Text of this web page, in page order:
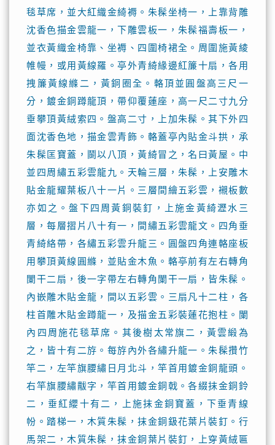
毯草席，並大紅織金綺褥。朱髹坐椅一，上靠背雕
沈香色描金雲龍一，下雕雲板一，朱髹福壽板一，
並衣黃織金椅靠、坐褥、四圍椅裙全。周圍施黃綾
帷幔，或用黃線羅。亭外青綺緣邊紅簾十扇，各用
拽簾黃線縧二，黃銅圈全。輅頂並圓盤高三尺一
分，鍍金銅蹲龍頂，帶仰覆蓮座，高一尺二寸九分
垂攀頂黃絨索四。盤高二寸，上加朱髹。其下外四
面沈香色地，描金雲青飾。輅蓋亭內貼金斗拱，承
朱髹匡寶蓋，鬬以八頂，黃綺冒之，名曰黃屋。中
並四周繡五彩雲龍九。天輪三層，朱髹，上安雕木
貼金龍耀葉板八十一片。三層間繪五彩雲，襯板數
亦如之。盤下四周黃銅裝釘，上施金黃綺瀝水三
層，每層摺片八十有一，間繡五彩雲龍文。四角垂
青綺絡帶，各繡五彩雲升龍三。圓盤四角連輅座板
用攀頂黃線圓縧，並貼金木魚。輅亭前有左右轉角
闌干二扇，後一字帶左右轉角闌干一扇，皆朱髹。
內嵌雕木貼金龍，間以五彩雲。三扇凡十二柱，各
柱首雕木貼金蹲龍一，及描金五彩裝蓮花抱柱。闌
內四周施花毯草席。其後樹太常旗二，黃雲緞為
之，皆十有二斿。每斿內外各繡升龍一。朱髹攢竹
竿二，左竿旗腰繡日月北斗，竿首用鍍金銅龍頭。
右竿旗腰繡黻字，竿首用鍍金銅戟。各綴抹金銅鈴
二，垂紅纓十有二，上施抹金銅寶蓋，下垂青線
帉。踏梯一，木質朱髹，抹金銅鈒花葉片裝釘。行
馬架二，木質朱髹，抹金銅葉片裝釘，上穿黃絨匾